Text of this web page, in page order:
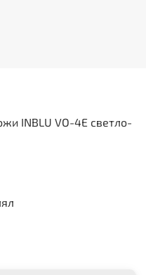
INBLU VO-4E светло-